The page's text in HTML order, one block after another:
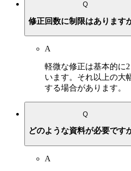
Q
修正回数に制限はあります
A
軽微な修正は基本的に
います。それ以上の大
する場合があります。
Q
どのような資料が必要です
A